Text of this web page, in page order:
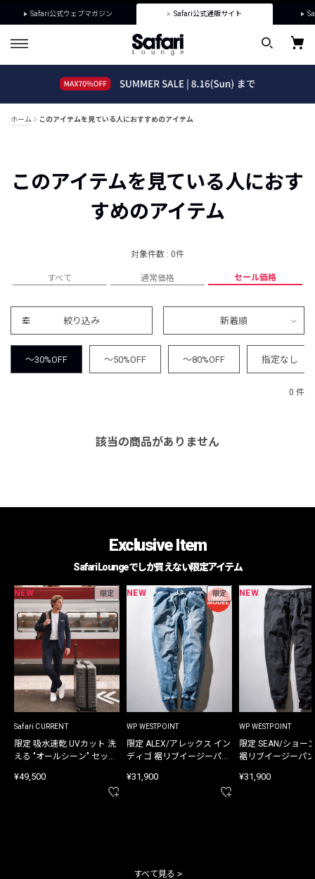
Safari公式ウェブマガジン Safari公式通販サイト
ホーム このアイテムを見ている人におすすめのアイテム
このアイテムを見ている人におす
すめのアイテム
対象件数 : 0件
すべて 通常価格 セール価格
絞り込み 新着順
～30%OFF ～50%OFF ～80%OFF 指定なし
0 件
該当の商品がありません
Exclusive Item
Safari Loungeでしか買えない限定アイテム
NEW 限定
Safari CURRENT
限定 吸水速乾 UVカット 洗
える "オールシーン" セット
¥49,500
NEW 限定
WP WESTPOINT
限定 ALEX/アレックス イン
ディゴ 裾リブイージーパン
¥31,900
NEW
WP WESTPOINT
限定 SEAN/ショー
裾リブイージーパ
¥31,900
すべて見る